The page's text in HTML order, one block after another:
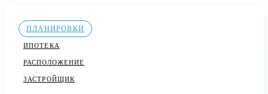
ПЛАНИРОВКИ
ИПОТЕКА
РАСПОЛОЖЕНИЕ
ЗАСТРОЙЩИК